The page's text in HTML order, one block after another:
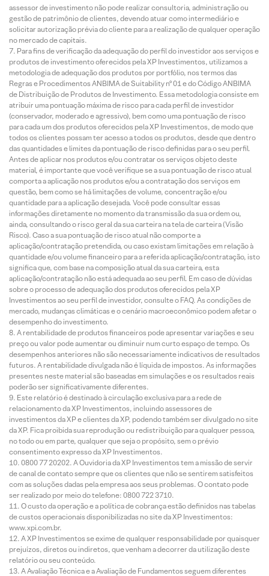
assessor de investimento não pode realizar consultoria, administração ou
gestão de patrimônio de clientes, devendo atuar como intermediário e
solicitar autorização prévia do cliente para a realização de qualquer operação
no mercado de capitais.
Para fins de verificação da adequação do perfil do investidor aos serviços e
produtos de investimento oferecidos pela XP Investimentos, utilizamos a
metodologia de adequação dos produtos por portfólio, nos termos das
Regras e Procedimentos ANBIMA de Suitability nº 01 e do Código ANBIMA
de Distribuição de Produtos de Investimento. Essa metodologia consiste em
atribuir uma pontuação máxima de risco para cada perfil de investidor
(conservador, moderado e agressivo), bem como uma pontuação de risco
para cada um dos produtos oferecidos pela XP Investimentos, de modo que
todos os clientes possam ter acesso a todos os produtos, desde que dentro
das quantidades e limites da pontuação de risco definidas para o seu perfil.
Antes de aplicar nos produtos e/ou contratar os serviços objeto deste
material, é importante que você verifique se a sua pontuação de risco atual
comporta a aplicação nos produtos e/ou a contratação dos serviços em
questão, bem como se há limitações de volume, concentração e/ou
quantidade para a aplicação desejada. Você pode consultar essas
informações diretamente no momento da transmissão da sua ordem ou,
ainda, consultando o risco geral da sua carteira na tela de carteira (Visão
Risco). Caso a sua pontuação de risco atual não comporte a
aplicação/contratação pretendida, ou caso existam limitações em relação à
quantidade e/ou volume financeiro para a referida aplicação/contratação, isto
significa que, com base na composição atual da sua carteira, esta
aplicação/contratação não está adequada ao seu perfil. Em caso de dúvidas
sobre o processo de adequação dos produtos oferecidos pela XP
Investimentos ao seu perfil de investidor, consulte o FAQ. As condições de
mercado, mudanças climáticas e o cenário macroeconômico podem afetar o
desempenho do investimento.
A rentabilidade de produtos financeiros pode apresentar variações e seu
preço ou valor pode aumentar ou diminuir num curto espaço de tempo. Os
desempenhos anteriores não são necessariamente indicativos de resultados
futuros. A rentabilidade divulgada não é líquida de impostos. As informações
presentes neste material são baseadas em simulações e os resultados reais
poderão ser significativamente diferentes.
Este relatório é destinado à circulação exclusiva para a rede de
relacionamento da XP Investimentos, incluindo assessores de
investimentos da XP e clientes da XP, podendo também ser divulgado no site
da XP. Fica proibida sua reprodução ou redistribuição para qualquer pessoa,
no todo ou em parte, qualquer que seja o propósito, sem o prévio
consentimento expresso da XP Investimentos.
0800 77 20202. A Ouvidoria da XP Investimentos tem a missão de servir
de canal de contato sempre que os clientes que não se sentirem satisfeitos
com as soluções dadas pela empresa aos seus problemas. O contato pode
ser realizado por meio do telefone: 0800 722 3710.
O custo da operação e a política de cobrança estão definidos nas tabelas
de custos operacionais disponibilizadas no site da XP Investimentos:
www.xpi.com.br.
A XP Investimentos se exime de qualquer responsabilidade por quaisquer
prejuízos, diretos ou indiretos, que venham a decorrer da utilização deste
relatório ou seu conteúdo.
A Avaliação Técnica e a Avaliação de Fundamentos seguem diferentes